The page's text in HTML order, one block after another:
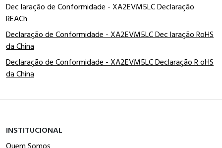
Dec laração de Conformidade - XA2EVM5LC Declaração
REACh
Declaração de Conformidade - XA2EVM5LC Dec laração RoHS
da China
Declaração de Conformidade - XA2EVM5LC Declaração R oHS
da China
INSTITUCIONAL
Quem Somos